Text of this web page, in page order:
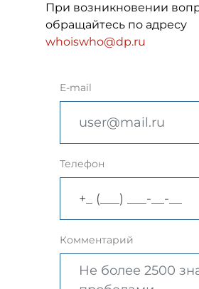
При возникновении
обращайтесь по адресу
whoiswho@dp.ru
E-mail
Телефон
Комментарий